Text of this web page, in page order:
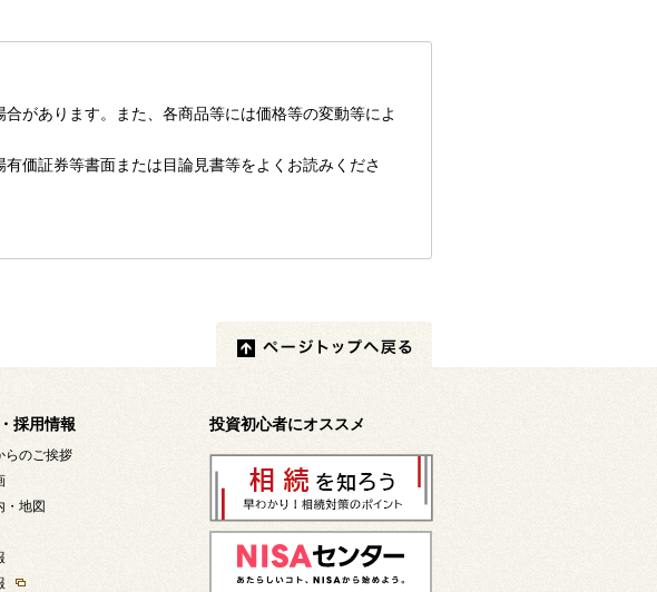
があります。また、各商品等には価格等の変動等によ
価証券等書面または目論見書等をよくお読みくださ
採用情報
らのご挨拶
・地図
投資初心者にオススメ